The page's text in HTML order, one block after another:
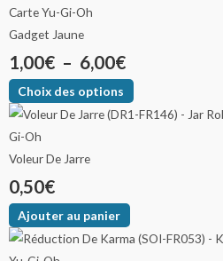
Gadget Jaune
1,00€ – 6,00€
Choix des options
Voleur De Jarre
0,50€
Ajouter au panier